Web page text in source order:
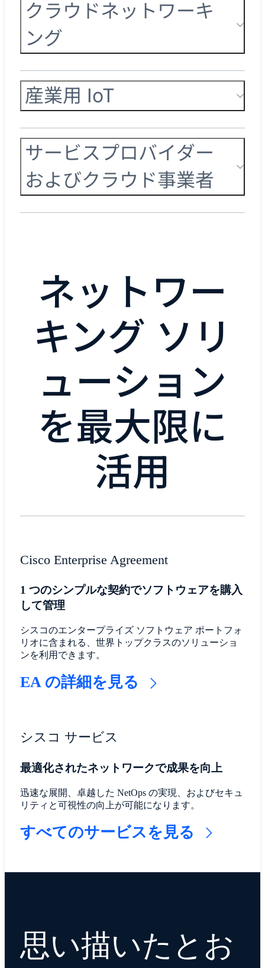
クラウドネットワーキ
ング
産業用 IoT
サービスプロバイダー
およびクラウド事業者
ネットワー
キング ソリ
ューション
を最大限に
活用
Cisco Enterprise Agreement
1 つのシンプルな契約でソフトウェアを購入
して管理
シスコのエンタープライズ ソフトウェア ポートフォ
リオに含まれる、世界トップクラスのソリューショ
ンを利用できます。
EA の詳細を見る
シスコ サービス
最適化されたネットワークで成果を向上
迅速な展開、卓越した NetOps の実現、およびセキュ
リティと可視性の向上が可能になります。
すべてのサービスを見る
思い描いたとお